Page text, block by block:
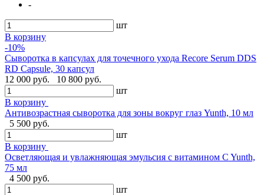
-
шт
В корзину
-10%
Сыворотка в капсулах для точечного ухода Recore Serum DDS
RD Capsule, 30 капсул
12 000 руб.
10 800 руб.
шт
В корзину
Антивозрастная сыворотка для зоны вокруг глаз Yunth, 10 мл
5 500 руб.
шт
В корзину
Осветляющая и увлажняющая эмульсия с витамином C Yunth,
75 мл
4 500 руб.
шт